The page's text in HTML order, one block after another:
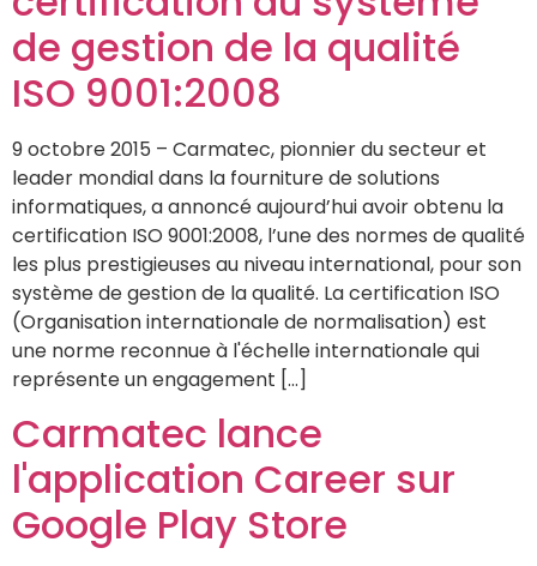
de gestion de la qualité
ISO 9001:2008
9 octobre 2015 – Carmatec, pionnier du secteur et
leader mondial dans la fourniture de solutions
informatiques, a annoncé aujourd’hui avoir obtenu la
certification ISO 9001:2008, l’une des normes de qualité
les plus prestigieuses au niveau international, pour son
système de gestion de la qualité. La certification ISO
(Organisation internationale de normalisation) est
une norme reconnue à l'échelle internationale qui
représente un engagement […]
Carmatec lance
l'application Career sur
Google Play Store